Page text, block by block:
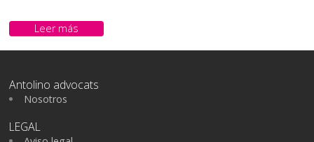
Leer más
Antolino advocats
Nosotros
LEGAL